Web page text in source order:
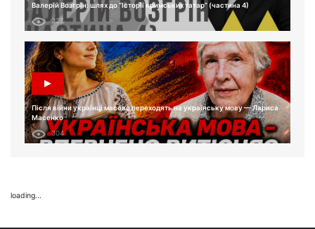
Валерій Возгрін: шлях до “Історії кримських татар” (частина 4)
237
Після війни українці масово переходять на українську мову — Лариса
Масенко
304
loading...